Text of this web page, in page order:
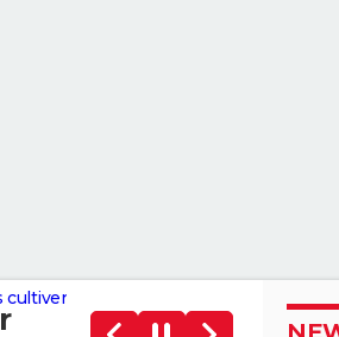
cultiver